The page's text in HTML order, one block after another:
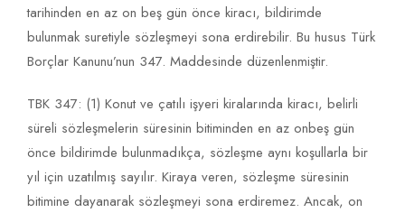
tarihinden en az on beş gün önce kiracı, bildirimde
bulunmak suretiyle sözleşmeyi sona erdirebilir. Bu husus Türk
Borçlar Kanunu’nun 347. Maddesinde düzenlenmiştir.
TBK 347: (1) Konut ve çatılı işyeri kiralarında kiracı, belirli
süreli sözleşmelerin süresinin bitiminden en az onbeş gün
önce bildirimde bulunmadıkça, sözleşme aynı koşullarla bir
yıl için uzatılmış sayılır. Kiraya veren, sözleşme süresinin
bitimine dayanarak sözleşmeyi sona erdiremez. Ancak, on